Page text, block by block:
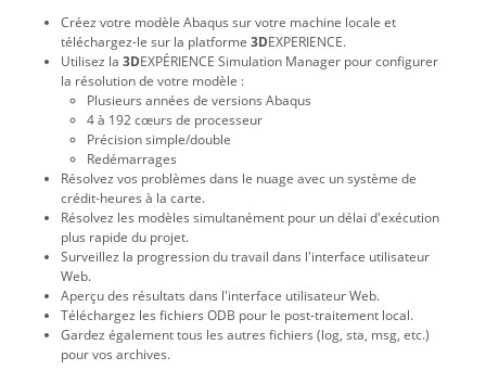
Créez votre modèle Abaqus sur votre machine locale et
téléchargez-le sur la platforme 3DEXPERIENCE.
Utilisez la 3DEXPÉRIENCE Simulation Manager pour configurer
la résolution de votre modèle :
Plusieurs années de versions Abaqus
4 à 192 cœurs de processeur
Précision simple/double
Redémarrages
Résolvez vos problèmes dans le nuage avec un système de
crédit-heures à la carte.
Résolvez les modèles simultanément pour un délai d'exécution
plus rapide du projet.
Surveillez la progression du travail dans l'interface utilisateur
Web.
Aperçu des résultats dans l'interface utilisateur Web.
Téléchargez les fichiers ODB pour le post-traitement local.
Gardez également tous les autres fichiers (log, sta, msg, etc.)
pour vos archives.